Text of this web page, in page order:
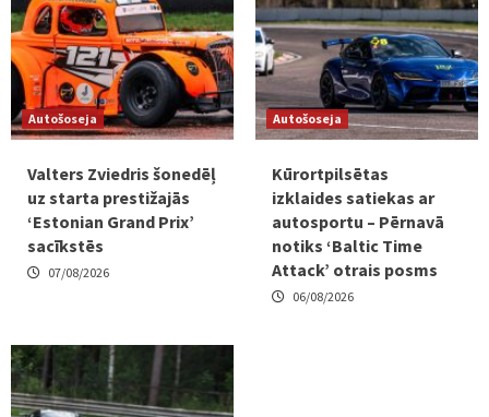
Autošoseja
Valters Zviedris šonedēļ
uz starta prestižajās
‘Estonian Grand Prix’
sacīkstēs
07/08/2026
Autošoseja
Kūrortpilsētas
izklaides satiekas ar
autosportu – Pērnavā
notiks ‘Baltic Time
Attack’ otrais posms
06/08/2026